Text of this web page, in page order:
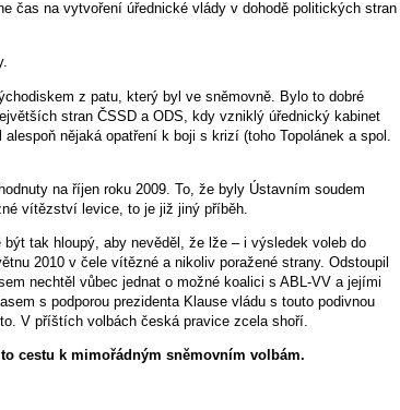
čas na vytvoření úřednické vlády v dohodě politických stran
z patu, který byl ve sněmovně. Bylo to dobré
stran ČSSD a ODS, kdy vzniklý úřednický kabinet
nějaká opatření k boji s krizí (toho Topolánek a spol.
na říjen roku 2009. To, že byly Ústavním soudem
vítězství levice, to je již jiný příběh.
tak hloupý, aby nevěděl, že lže – i výsledek voleb do
2010 v čele vítězné a nikoliv poražené strany. Odstoupil
nechtěl vůbec jednat o možné koalici s ABL-VV a jejími
s podporou prezidenta Klause vládu s touto podivnou
V příštích volbách česká pravice zcela shoří.
cestu k mimořádným sněmovním volbám.